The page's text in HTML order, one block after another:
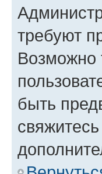
требуют
Возможно
быть